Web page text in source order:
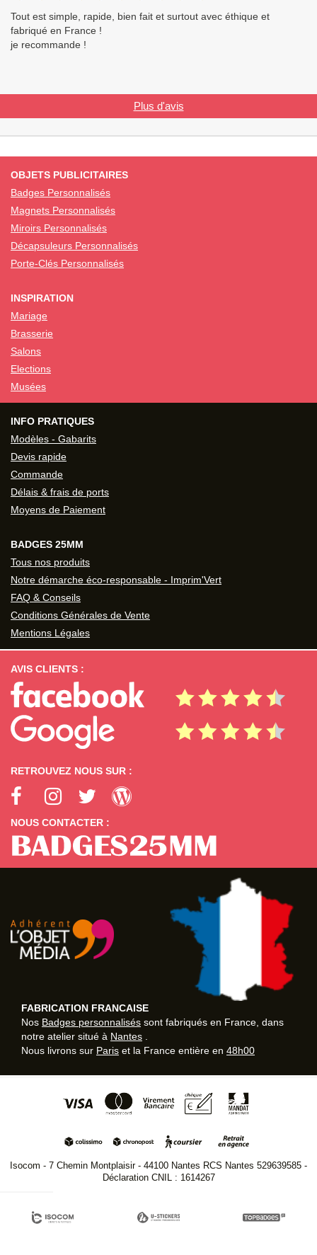
Tout est simple, rapide, bien fait et surtout avec éthique et
fabriqué en France !
je recommande !
Plus d'avis
OBJETS PUBLICITAIRES
Badges Personnalisés
Magnets Personnalisés
Miroirs Personnalisés
Décapsuleurs Personnalisés
Porte-Clés Personnalisés
INSPIRATION
Mariage
Brasserie
Salons
Elections
Musées
INFO PRATIQUES
Modèles - Gabarits
Devis rapide
Commande
Délais & frais de ports
Moyens de Paiement
BADGES 25MM
Tous nos produits
Notre démarche éco-responsable - Imprim'Vert
FAQ & Conseils
Conditions Générales de Vente
Mentions Légales
AVIS CLIENTS :
RETROUVEZ NOUS SUR :
NOUS CONTACTER :
FABRICATION FRANCAISE
Nos Badges personnalisés sont fabriqués en France, dans
notre atelier situé à Nantes
Nous livrons sur Paris et la France entière en 48h00
Isocom - 7 Chemin Montplaisir - 44100 Nantes RCS Nantes 529639585 -
Déclaration CNIL : 1614267